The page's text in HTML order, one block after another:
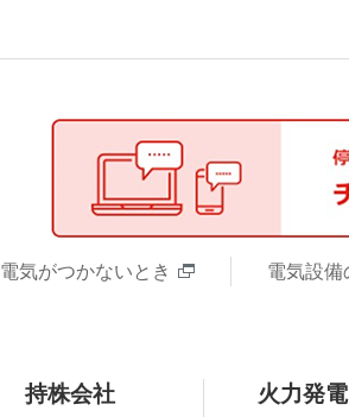
電気がつかないとき 電気設備
持株会社 火力発